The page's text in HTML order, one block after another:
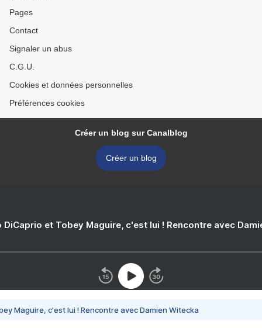
Pages
Contact
Signaler un abus
C.G.U.
Cookies et données personnelles
Préférences cookies
Créer un blog sur Canalblog
Créer un blog
DiCaprio et Tobey Maguire, c'est lui ! Rencontre avec
Maguire, c'est lui ! Rencontre avec Damien Witecka